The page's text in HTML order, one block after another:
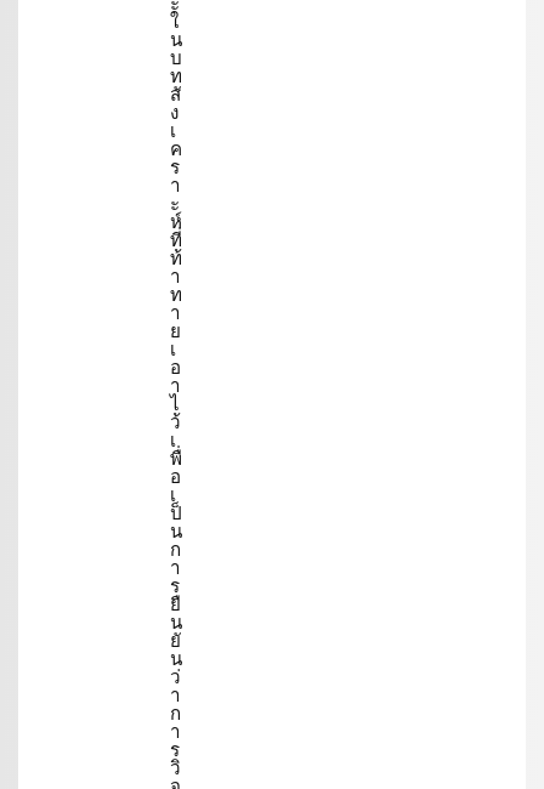
ใ
น
บ
ท
สั
ง
เ
ค
ร
า
ะ
ห์
ที่
ท้
า
ท
า
ย
เ
อ
า
ไ
ว้
เ
พื่
อ
เ
ป็
น
ก
า
ร
ยื
น
ยั
น
ว่
า
ก
า
ร
วิ